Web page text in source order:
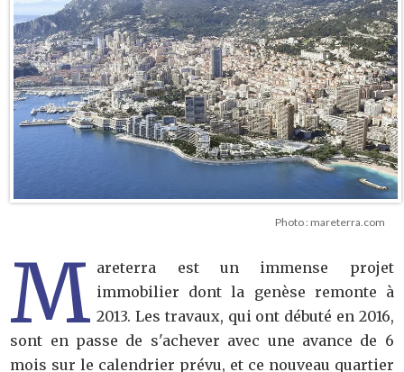
Photo : mareterra.com
M areterra est un immense projet
immobilier dont la genèse remonte à
2013. Les travaux, qui ont débuté en 2016,
sont en passe de s'achever avec une avance de 6
mois sur le calendrier prévu, et ce nouveau quartier